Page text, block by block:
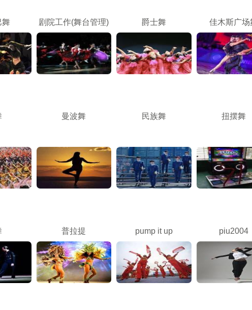
舞 剧院工作(舞台管理) 爵士舞 佳木斯广场
曼波舞 民族舞 扭摆舞
普拉提 pump it up piu2004